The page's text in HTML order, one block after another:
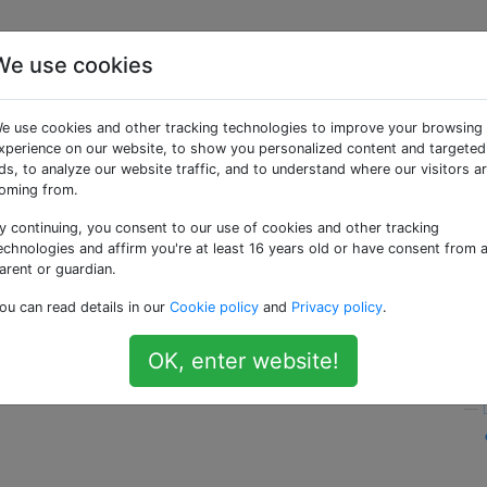
de cartes
moins que vous n'ayez un forfait de données illimité, le
coûtera beaucoup.
de carte hors ligne (de préférence gratuite) pour
faire de la navigation (de préférence avec la voix) et
—
use cookies
use cookies and other tracking technologies to improve your browsing
on our website, to show you personalized content and targeted
to analyze our website traffic, and to understand where our visitors
from.
continuing, you consent to our use of cookies and other tracking
and affirm you're at least 16 years old or have consent from a
or guardian.
can read details in our Cookie policy and Privacy policy.
OK, enter website!